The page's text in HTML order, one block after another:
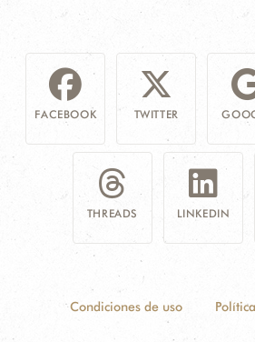
FACEBOOK TWITTER
THREADS LINKEDIN
Condiciones de uso